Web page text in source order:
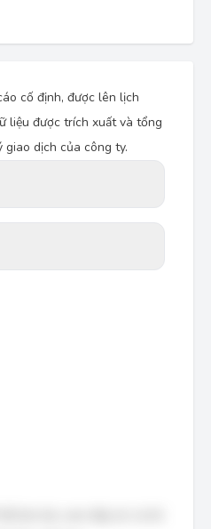
cố định, được lên lịch
liệu được trích xuất và tổng
dịch của công ty.